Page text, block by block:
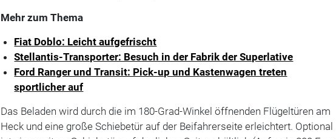
Mehr zum Thema
Fiat Doblo: Leicht aufgefrischt
Stellantis-Transporter: Besuch in der Fabrik der Superlative
Ford Ranger und Transit: Pick-up und Kastenwagen treten
sportlicher auf
Das Beladen wird durch die im 180-Grad-Winkel öffnenden Flügeltüren am
Heck und eine große Schiebetür auf der Beifahrerseite erleichtert. Optional